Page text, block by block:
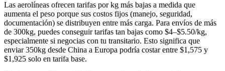
Las aerolíneas ofrecen tarifas por kg más bajas a medida que
aumenta el peso porque sus costos fijos (manejo, seguridad,
documentación) se distribuyen entre más carga. Para envíos de más
de 300kg, puedes conseguir tarifas tan bajas como $4–$5.50/kg,
especialmente si negocias con tu transitario. Esto significa que
enviar 350kg desde China a Europa podría costar entre $1,575 y
$1,925 solo en tarifa base.